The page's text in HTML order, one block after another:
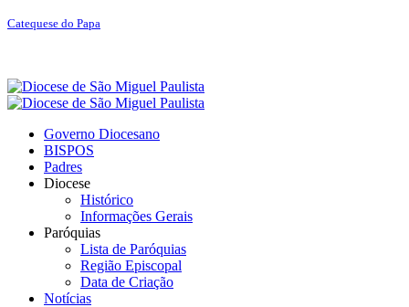
Catequese do Papa
Governo Diocesano
BISPOS
Padres
Diocese
Histórico
Informações Gerais
Paróquias
Lista de Paróquias
Região Episcopal
Data de Criação
Notícias